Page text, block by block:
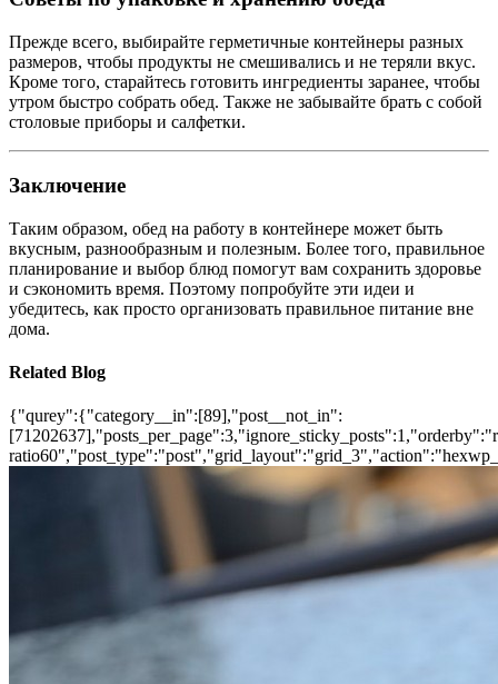
Прежде всего, выбирайте герметичные контейнеры разных
размеров, чтобы продукты не смешивались и не теряли вкус.
Кроме того, старайтесь готовить ингредиенты заранее, чтобы
утром быстро собрать обед. Также не забывайте брать с собой
столовые приборы и салфетки.
Заключение
Таким образом, обед на работу в контейнере может быть
вкусным, разнообразным и полезным. Более того, правильное
планирование и выбор блюд помогут вам сохранить здоровье
и сэкономить время. Поэтому попробуйте эти идеи и
убедитесь, как просто организовать правильное питание вне
дома.
Related Blog
{"qurey":{"category__in":[89],"post__not_in":